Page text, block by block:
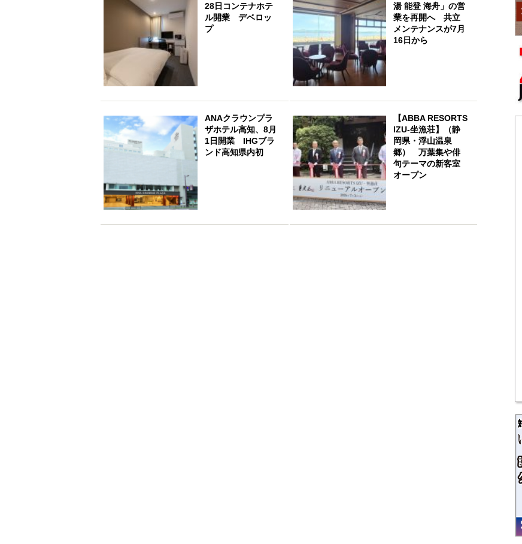
28日コンテナホテ
ル開業 デベロッ
プ
湯 能登 海舟」の営
業を再開へ 共立
メンテナンスが7月
16日から
ANAクラウンプラ
ザホテル高知、8月
1日開業 IHGブラ
ンド高知県内初
【ABBA RESORTS
IZU-坐漁荘】（静
岡県・浮山温泉
郷） 万葉集や俳
句テーマの新客室
オープン